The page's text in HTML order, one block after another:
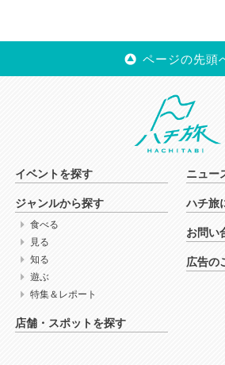
ページの先頭
イベントを探す
ジャンルから探す
食べる
見る
知る
遊ぶ
特集＆レポート
店舗・スポットを探す
ニュー
ハチ旅
お問い
広告の